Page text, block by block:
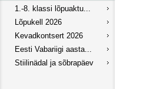
1.-8. klassi lõpuaktu...
Lõpukell 2026
Kevadkontsert 2026
Eesti Vabariigi aasta...
Stiilinädal ja sõbrapäev